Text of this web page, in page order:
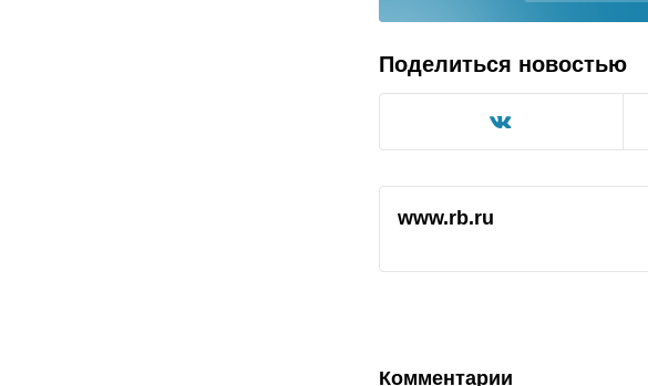
Поделиться новостью
www.rb.ru
Комментарии